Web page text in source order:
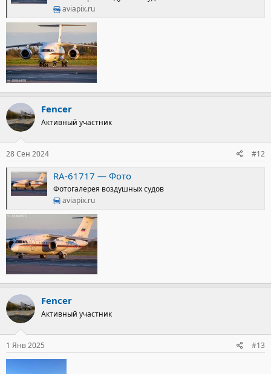
aviapix.ru
Fencer
Активный участник
28 Сен 2024 #12
RA-61717 — Фото
Фотогалерея воздушных судов
aviapix.ru
Fencer
Активный участник
1 Янв 2025 #13